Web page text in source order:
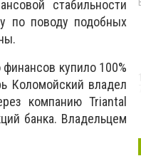
стабильности
по поводу подобных
купило 100%
Коломойский владел
компанию Triantal
банка. Владельцем